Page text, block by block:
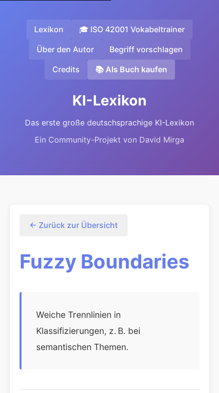
Lexikon 🎓 ISO 42001 Vokabeltrainer
Über den Autor Begriff vorschlagen
Credits 📚 Als Buch kaufen
KI-Lexikon
Das erste große deutschsprachige KI-Lexikon
Ein Community-Projekt von David Mirga
← Zurück zur Übersicht
Fuzzy Boundaries
Weiche Trennlinien in
Klassifizierungen, z. B. bei
semantischen Themen.